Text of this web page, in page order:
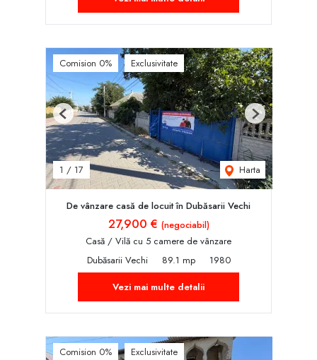
Comision 0% Exclusivitate
1 / 17 Harta
Previous Next
De vânzare casă de locuit în Dubăsarii Vechi
27,900 € (negociabil)
Casă / Vilă cu 5 camere de vânzare
Dubăsarii Vechi
89.1 mp
1980
Vezi mai multe detalii
Comision 0% Exclusivitate